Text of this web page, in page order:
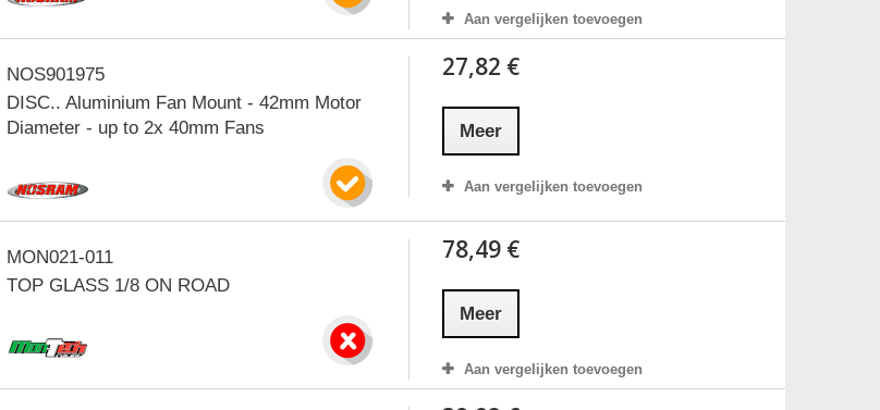
Aan vergelijken toevoegen
NOS901975
DISC.. Aluminium Fan Mount - 42mm Motor
Diameter - up to 2x 40mm Fans
27,82 €
Meer
Aan vergelijken toevoegen
MON021-011
TOP GLASS 1/8 ON ROAD
78,49 €
Meer
Aan vergelijken toevoegen